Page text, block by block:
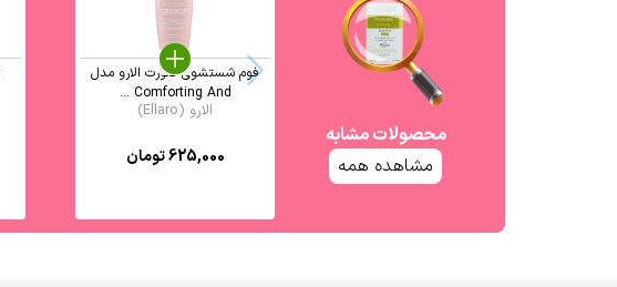
محصولات مشابه
مشاهده همه
فوم شستشوی صورت الارو مدل
Comforting And ...
الارو (Ellaro)
625,000تومان